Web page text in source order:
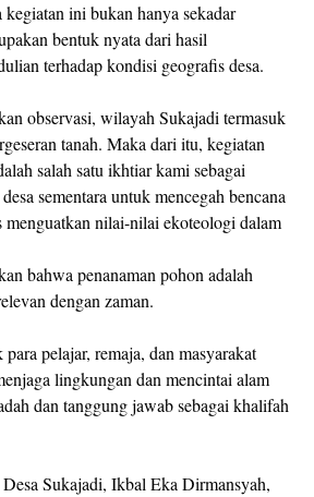
ini bukan hanya sekadar
bentuk nyata dari hasil
terhadap kondisi geografis desa.
observasi, wilayah Sukajadi termasuk
tanah. Maka dari itu, kegiatan
salah satu ikhtiar kami sebagai
sementara untuk mencegah bencana
menguatkan nilai-nilai ekoteologi dalam
bahwa penanaman pohon adalah
dengan zaman.
pelajar, remaja, dan masyarakat
lingkungan dan mencintai alam
dan tanggung jawab sebagai khalifah
Sukajadi, Ikbal Eka Dirmansyah,